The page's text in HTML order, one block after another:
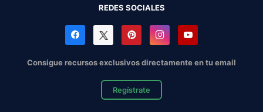
REDES SOCIALES
Consigue recursos exclusivos directamente en tu email
Regístrate